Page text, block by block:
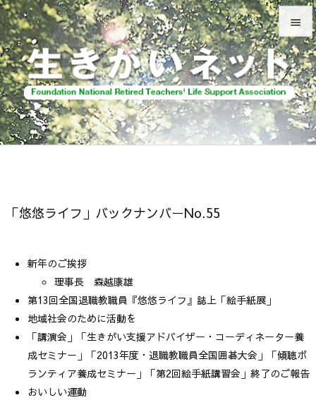


メニュ

前へ

次へ
「悠悠ライフ」バックナンバーNo.55
新年のご挨拶
理事長 森越康雄
第13回全国退職教職員『悠悠ライフ』誌上「絵手紙展」
地域社会のために活動を
「講演会」「生きがい支援アドバイザー・コーディネーター養
成セミナー」「2013年度・退職教職員全国囲碁大会」「傾聴ボ
ランティア養成セミナー」「第2回絵手紙講習会」終了のご報告
おいしい運動